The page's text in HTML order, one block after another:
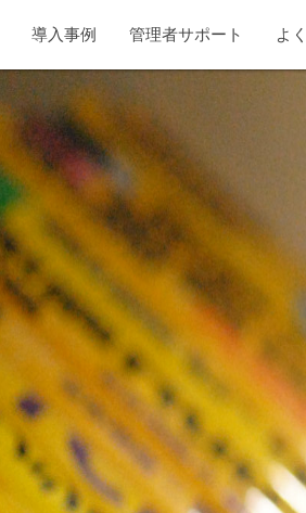
導入事例 管理者サポート よ